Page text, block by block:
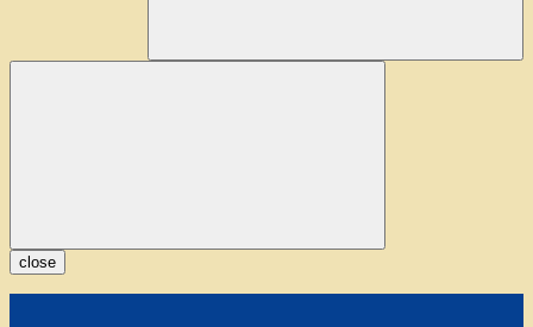
close